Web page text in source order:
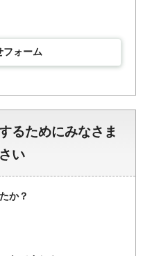
フォーム
るためにみなさま
い
か？